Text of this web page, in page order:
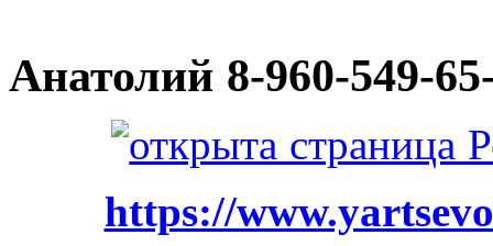
Анатолий 8-960-549-
https://